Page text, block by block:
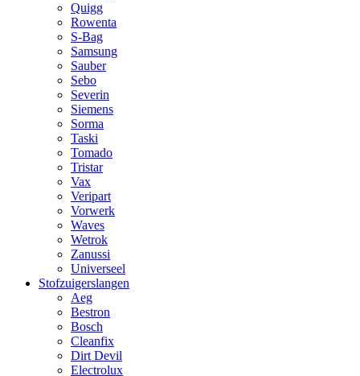
Quigg
Rowenta
S-Bag
Samsung
Sauber
Sebo
Severin
Siemens
Sorma
Taski
Tomado
Tristar
Vax
Veripart
Vorwerk
Waves
Wetrok
Zanussi
Universeel
Stofzuigerslangen
Aeg
Bestron
Bosch
Cleanfix
Dirt Devil
Electrolux